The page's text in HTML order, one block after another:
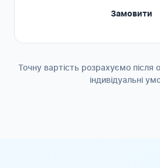
Замовити
Точну вартість розрахуємо
індивідуальні